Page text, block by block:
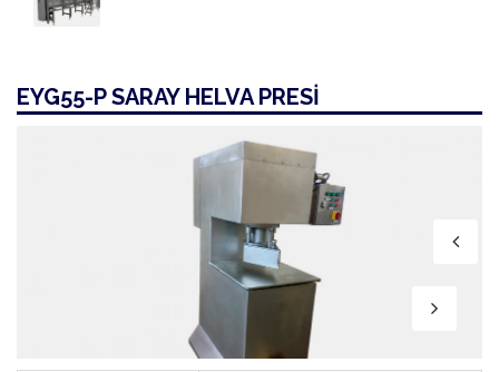
EYG55-P SARAY HELVA PRESİ